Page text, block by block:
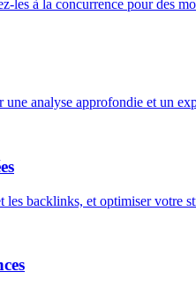
les à la concurrence pour des
une analyse approfondie et un
les backlinks, et optimiser votre